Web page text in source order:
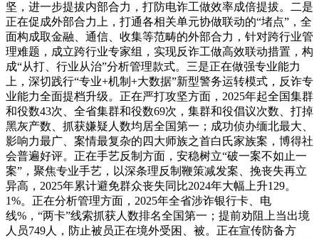
坚，进一步提拔内部合力，打防电诈工做效率成倍提拔。二是
正在促成外部合力上，打通各相关单元协做联动的“堵点”，全
面构成取金融、通信、收集等范畴的外部合力，针对跨行业管
理难题，成立跨行业专家组，实现反诈工做高效联动措置，构
成“从打、行业从治”分析管理款式。三是正在做强专业能力
上，深切践行“专业+机制+大数据”新型警务运转模式，反诈专
业能力全面提档升级。正在严打攻坚方面，2025年起全国集群
和役数43次、全省集群和役数69次，集群和役倡议次数、打掉
黑灰产数、抓获嫌疑人数均居全国第一；成功侦办缅北最大、
影响力最广、案情最复杂的四大师族之首白氏家族案，博得社
会普遍好评。正在手艺反制方面，安稳树立“破一案不如止一
案”，聚焦专业手艺，以深条理反制鞭策减发案、挽丧失再立
异高，2025年累计避免群众丧失同比2024年大幅上升129。
1%。正在分析管理方面，2025年全省涉诈银行卡、电
线%，“两卡”线索抓获人数排名全国第一；提前劝阻上当出境
人员749人，防止被员正在境外受困、被。正在宣传防备方